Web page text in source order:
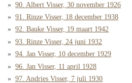
90. Albert Visser, 30 november 1926
91. Rinze Visser, 18 december 1938
92. Bauke Visser, 19 maart 1942
93. Rinze Visser, 24 juni 1932
94. Jan Visser, 10 december 1929
96. Jan Visser, 11 april 1928
97. Andries Visser, 7 juli 1930